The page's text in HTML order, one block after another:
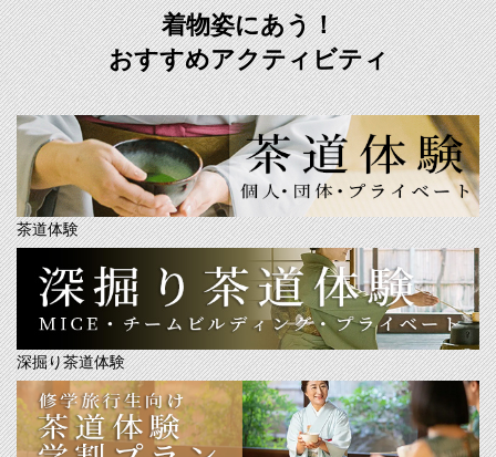
着物姿にあう！
おすすめアクティビティ
茶道体験
深掘り茶道体験